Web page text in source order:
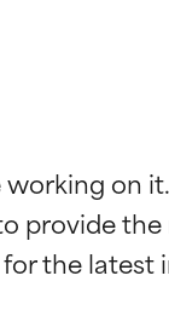
on
provide